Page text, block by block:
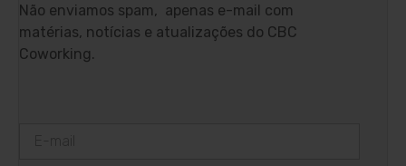
Não enviamos spam, apenas e-mail com
matérias, notícias e atualizações do CBC
Coworking.